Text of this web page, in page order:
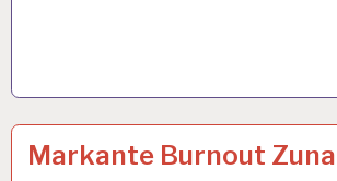
12-
STUNDEN-
Markante Burnout
13 MÄRZ 2024